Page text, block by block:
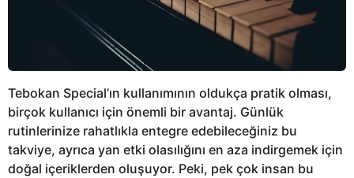
Tebokan Special’ın kullanımının oldukça pratik olması,
birçok kullanıcı için önemli bir avantaj. Günlük
rutinlerinize rahatlıkla entegre edebileceğiniz bu
takviye, ayrıca yan etki olasılığını en aza indirgemek için
doğal içeriklerden oluşuyor. Peki, pek çok insan bu